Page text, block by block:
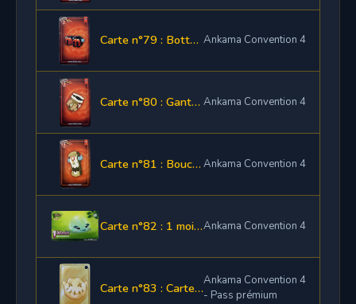
Carte n°79 : Bottes des Bouftons Rouges Ankama Convention 4
Carte n°80 : Gantelet des Bouftons Rouges Ankama Convention 4
Carte n°81 : Bouclier des Bouftons Rouges Ankama Convention 4
Carte n°82 : 1 mois d'abonnement Dofus + Le famillier GelutinAnkama Convention 4
Carte n°83 : Carte exclusive sac premium Ankama Convention 4Ankama Convention 4
- Pass prémium